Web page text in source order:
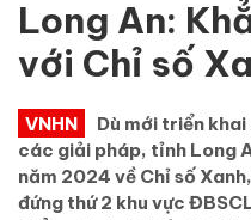
Long An:
với Chỉ số
VNHN
Dù mới triển
các giải pháp, tỉnh Long
năm 2024 về Chỉ số
đứng thứ 2 khu vực